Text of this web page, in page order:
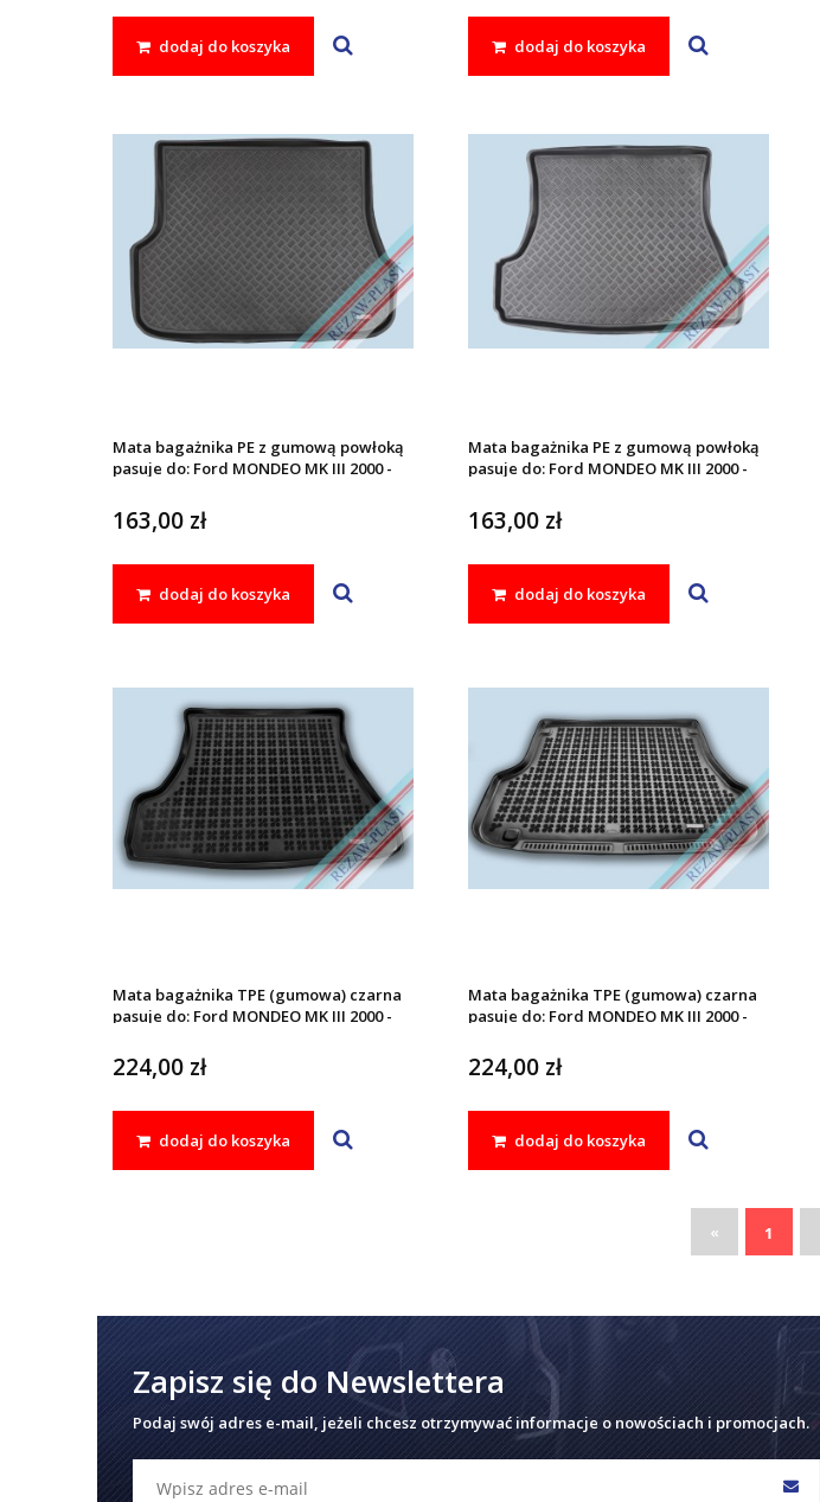
dodaj do koszyka dodaj do koszyka
Mata bagażnika PE z gumową powłoką
pasuje do: Ford MONDEO MK III 2000 -
163,00 zł
dodaj do koszyka
Mata bagażnika PE z gumową powłoką
pasuje do: Ford MONDEO MK III 2000 -
163,00 zł
dodaj do koszyka
Mata bagażnika TPE (gumowa) czarna
pasuje do: Ford MONDEO MK III 2000 -
224,00 zł
dodaj do koszyka
Mata bagażnika TPE (gumowa) czarna
pasuje do: Ford MONDEO MK III 2000 -
224,00 zł
dodaj do koszyka
« 1
Zapisz się do Newslettera
Podaj swój adres e-mail, jeżeli chcesz otrzymywać informacje o nowościach i promocjach.